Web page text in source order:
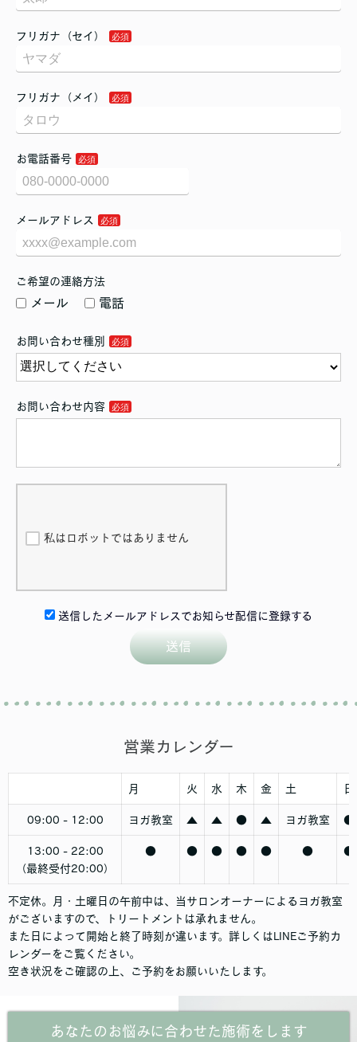
フリガナ（セイ）
フリガナ（メイ）
お電話番号
メールアドレス
ご希望の連絡方法
メール 電話
お問い合わせ種別
お問い合わせ内容
私はロボットではありません
送信したメールアドレスでお知らせ配信に登録する
送信
営業カレンダー
月 火 水 木 金 土 日
09:00 - 12:00 ヨガ教室 ▲ ▲ ● ▲ ヨガ教室 ●
13:00 - 22:00
（最終受付20:00）
● ● ● ● ● ● ●
不定休。月・土曜日の午前中は、当サロンオーナーによるヨガ教室
がございますので、トリートメントは承れません。
また日によって開始と終了時刻が違います。詳しくはLINEご予約カ
レンダーをご覧ください。
空き状況をご確認の上、ご予約をお願いいたします。
あなたのお悩みに合わせた施術をします